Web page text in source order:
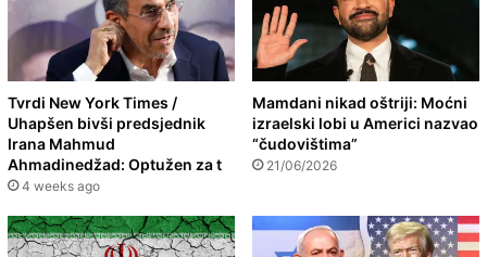
Tvrdi New York Times /
Uhapšen bivši predsjednik
Irana Mahmud
Ahmadinedžad: Optužen za t
4 weeks ago
Mamdani nikad oštriji: Moćni
izraelski lobi u Americi nazvao
“čudovištima”
21/06/2026